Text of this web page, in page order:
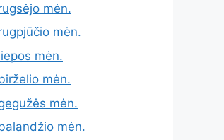
mėn.
mėn.
mėn.
mėn.
mėn.
mėn.